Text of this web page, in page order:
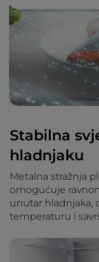
Stabilna
hladnjaku
Metalna stražnja
omogućuje
unutar hladnjaka,
temperaturu i